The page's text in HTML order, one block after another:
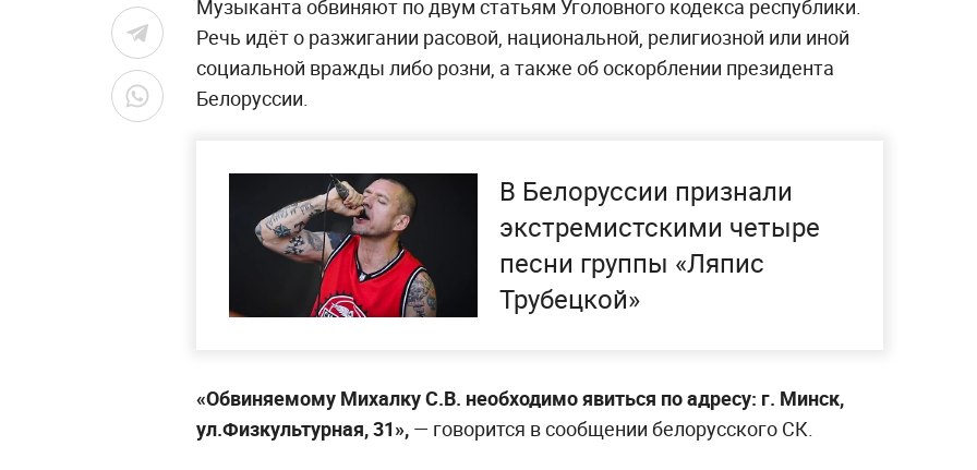
Музыканта обвиняют по двум статьям Уголовного кодекса республики.
Речь идёт о разжигании расовой, национальной, религиозной или иной
социальной вражды либо розни, а также об оскорблении президента
Белоруссии.
В Белоруссии признали
экстремистскими четыре
песни группы «Ляпис
Трубецкой»
«Обвиняемому Михалку С.В. необходимо явиться по адресу: г. Минск,
ул.Физкультурная, 31», — говорится в сообщении белорусского СК.